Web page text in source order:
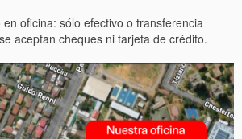
oficina: sólo efectivo o transferencia
aceptan cheques ni tarjeta de crédito.